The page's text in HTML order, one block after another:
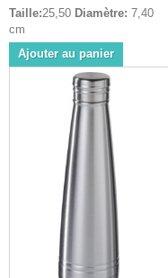
Taille:25,50 Diamètre: 7,40
cm
Ajouter au panier